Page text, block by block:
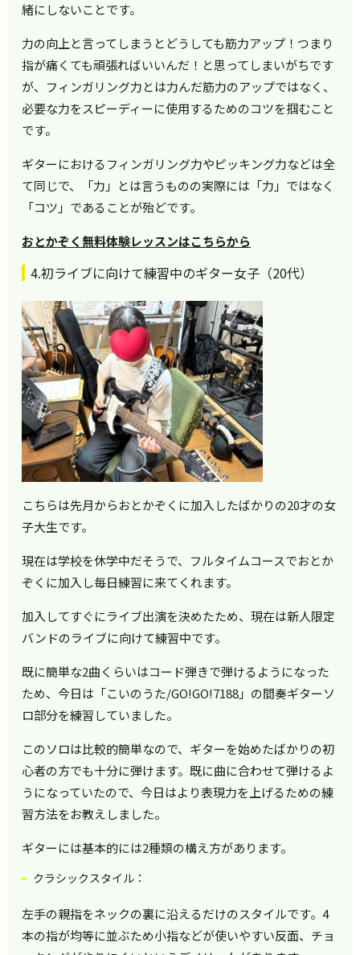
緒にしないことです。
力の向上と言ってしまうとどうしても筋力アップ！つまり
指が痛くても頑張ればいいんだ！と思ってしまいがちです
が、フィンガリング力とは力んだ筋力のアップではなく、
必要な力をスピーディーに使用するためのコツを掴むこと
です。
ギターにおけるフィンガリング力やピッキング力などは全
て同じで、「力」とは言うものの実際には「力」ではなく
「コツ」であることが殆どです。
おとかぞく無料体験レッスンはこちらから
4.初ライブに向けて練習中のギター女子（20代）
こちらは先月からおとかぞくに加入したばかりの20才の女
子大生です。
現在は学校を休学中だそうで、フルタイムコースでおとか
ぞくに加入し毎日練習に来てくれます。
加入してすぐにライブ出演を決めたため、現在は新人限定
バンドのライブに向けて練習中です。
既に簡単な2曲くらいはコード弾きで弾けるようになった
ため、今日は「こいのうた/GO!GO!7188」の間奏ギターソ
ロ部分を練習していました。
このソロは比較的簡単なので、ギターを始めたばかりの初
心者の方でも十分に弾けます。既に曲に合わせて弾けるよ
うになっていたので、今日はより表現力を上げるための練
習方法をお教えしました。
ギターには基本的には2種類の構え方があります。
クラシックスタイル：
左手の親指をネックの裏に沿えるだけのスタイルです。4
本の指が均等に並ぶため小指などが使いやすい反面、チョ